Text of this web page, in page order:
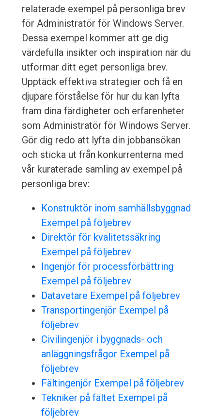
relaterade exempel på personliga brev
för Administratör för Windows Server.
Dessa exempel kommer att ge dig
värdefulla insikter och inspiration när du
utformar ditt eget personliga brev.
Upptäck effektiva strategier och få en
djupare förståelse för hur du kan lyfta
fram dina färdigheter och erfarenheter
som Administratör för Windows Server.
Gör dig redo att lyfta din jobbansökan
och sticka ut från konkurrenterna med
vår kuraterade samling av exempel på
personliga brev:
Konstruktör inom samhällsbyggnad
Exempel på följebrev
Direktör för kvalitetssäkring
Exempel på följebrev
Ingenjör för processförbättring
Exempel på följebrev
Datavetare Exempel på följebrev
Transportingenjör Exempel på
följebrev
Civilingenjör i byggnads- och
anläggningsfrågor Exempel på
följebrev
Fältingenjör Exempel på följebrev
Tekniker på fältet Exempel på
följebrev